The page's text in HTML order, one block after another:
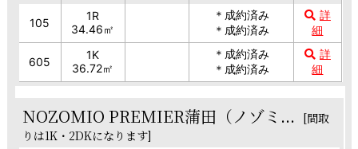
105
1R
34.46㎡
＊成約済み
＊成約済み
詳
細
605
1K
36.72㎡
＊成約済み
＊成約済み
詳
細
NOZOMIO PREMIER蒲田（ノゾミ... [間取
りは1K・2DKになります]